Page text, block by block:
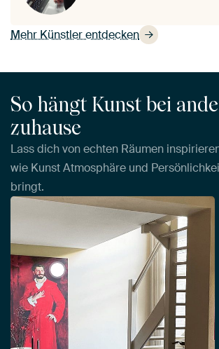
Mehr Künstler entdecken
So hängt Kunst bei
zuhause
Lass dich von echten Räumen
wie Kunst Atmosphäre und
bringt.
View Dr Samuel-Jean Pozzi -